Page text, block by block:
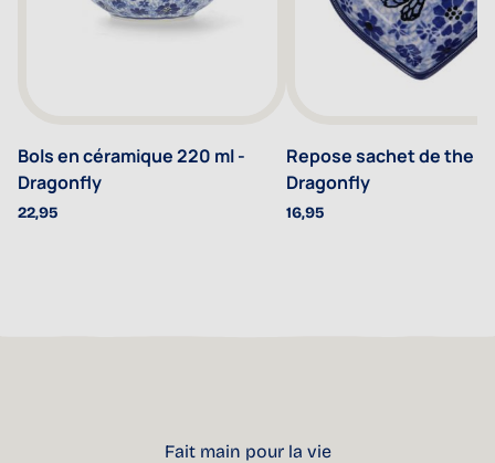
Bols en céramique 220 ml -
Dragonfly
22,95
Repose sachet de the
Dragonfly
16,95
Fait main pour la vie